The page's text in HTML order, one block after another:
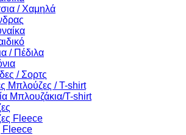
/ Χαμηλά
/ Πέδιλα
/ Σορτς
Μπλούζες / T-shirt
Μπλουζάκια/T-shirt
Fleece
Fleece